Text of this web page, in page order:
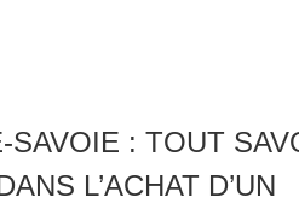
SAVOIE : TOUT
L’ACHAT D’UN